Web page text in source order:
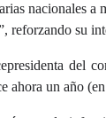
nacionales a
reforzando su
del
ahora un año